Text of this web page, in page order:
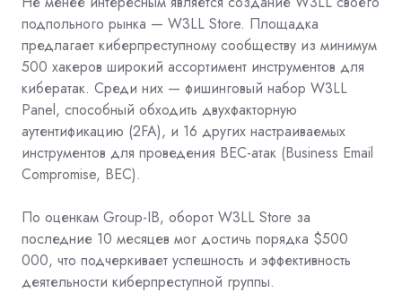
подпольного рынка — W3LL Store. Площадка
предлагает киберпреступному сообществу из минимум
500 хакеров широкий ассортимент инструментов для
кибератак. Среди них — фишинговый набор W3LL
Panel, способный обходить двухфакторную
аутентификацию (2FA), и 16 других настраиваемых
инструментов для проведения BEC-атак (Business Email
Compromise, BEC).
По оценкам Group-IB, оборот W3LL Store за
последние 10 месяцев мог достичь порядка $500
000, что подчеркивает успешность и эффективность
деятельности киберпреступной группы.